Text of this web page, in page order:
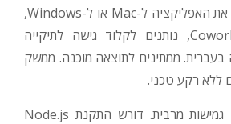
המשתמשים. מורידים את האפליקציה ל-Mac או ל-Windows,
פותחים את מצב Cowork, נותנים לקלוד גישה לתיקייה
ממתינים לתוצאה מוכנה. ממשק
ללא רקע טכני.
: למי שרוצה גמישות מרבית. דורש התקנת Node.js